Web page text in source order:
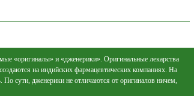
«оригиналы» и «дженерики». Оригинальные лекарства
на индийских фармацевтических компаниях. На
сути, дженерики не отличаются от оригиналов ничем,